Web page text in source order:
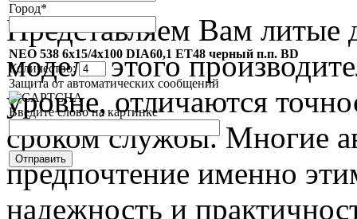
Город*
NEO 538 6x15/4x100 DIA60,1 ET48 черный п.п. BD
Количество:
Защита от автоматических сообщений
Введите слово на картинке*
Представляем Вам литые
модели этого
уровне, отличаются
сроком службы. Многие
предпочтение именно
надежность и